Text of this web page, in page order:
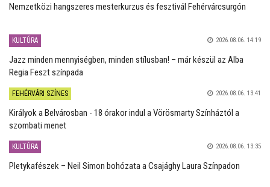
Nemzetközi hangszeres mesterkurzus és fesztivál Fehérvárcsurgón
KULTÚRA 2026.08.06. 14:19
Jazz minden mennyiségben, minden stílusban! – már készül az Alba
Regia Feszt színpada
FEHÉRVÁRI SZÍNES 2026.08.06. 13:41
Királyok a Belvárosban - 18 órakor indul a Vörösmarty Színháztól a
szombati menet
KULTÚRA 2026.08.06. 13:35
Pletykafészek – Neil Simon bohózata a Csajághy Laura Színpadon